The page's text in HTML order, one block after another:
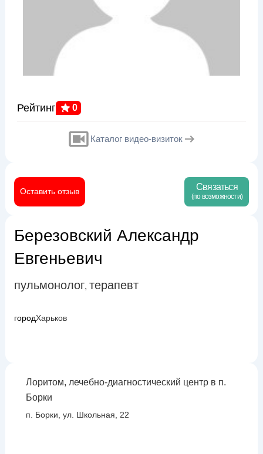
Рейтинг 0
Каталог видео-визиток
Оставить отзыв Связаться
(по возможности)
Березовский Александр
Евгеньевич
пульмонолог, терапевт
городХарьков
Лоритом, лечебно-диагностический центр в п.
Борки
п. Борки, ул. Школьная, 22